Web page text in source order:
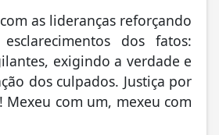
as lideranças reforçando
dos fatos:
exigindo a verdade e
dos culpados. Justiça por
Mexeu com um, mexeu com